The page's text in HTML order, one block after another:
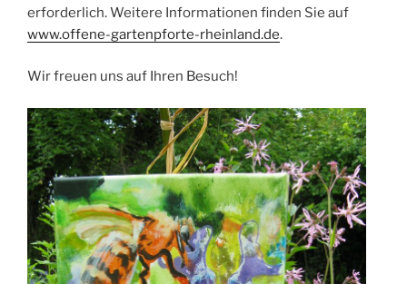
erforderlich. Weitere Informationen finden Sie auf
www.offene-gartenpforte-rheinland.de.
Wir freuen uns auf Ihren Besuch!